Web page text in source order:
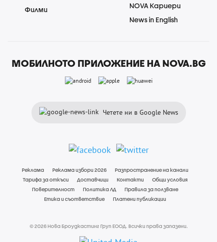
Филми
NOVA Кариери
News in English
МОБИЛНОТО ПРИЛОЖЕНИЕ НА NOVA.BG
Четете ни в Google News
Реклама Реклама избори 2026
Разпространение на канали
Тарифа за откъси
Доставчици Контакти
Общи условия
Поверителност
Политика ЛД
Правила за ползване
Етика и съответствие
Платени публикации
© 2026 Нова Броудкастинг Груп ЕООД. Всички права запазени.